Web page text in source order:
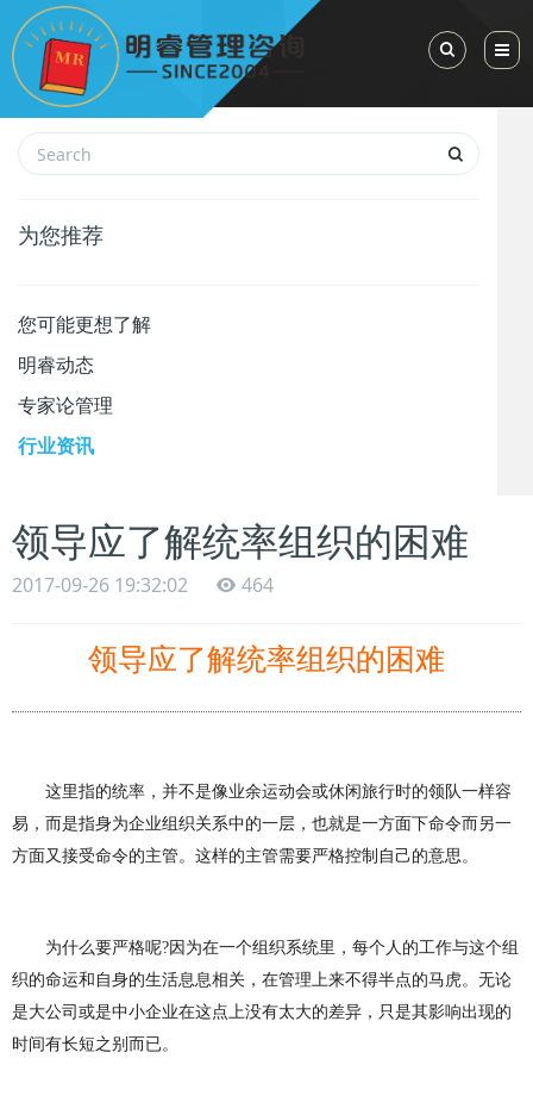
Toggle
为您推荐
您可能更想了解
明睿动态
专家论管理
行业资讯
领导应了解统率组织的困难
2017-09-26 19:32:02 464
领导应了解统率组织的困难
这里指的统率，并不是像业余运动会或休闲旅行时的领队一样容
易，而是指身为企业组织关系中的一层，也就是一方面下命令而另一
方面又接受命令的主管。这样的主管需要严格控制自己的意思。
为什么要严格呢?因为在一个组织系统里，每个人的工作与这个组
织的命运和自身的生活息息相关，在管理上来不得半点的马虎。无论
是大公司或是中小企业在这点上没有太大的差异，只是其影响出现的
时间有长短之别而已。